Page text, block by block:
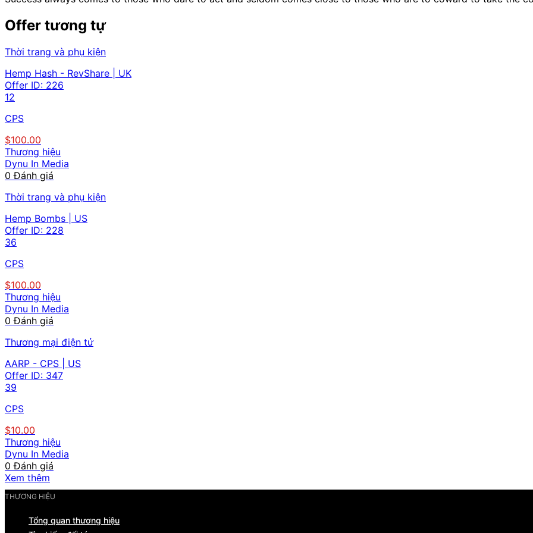
Offer tương tự
Thời trang và phụ kiện
Hemp Hash - RevShare | UK
Offer ID: 226
12
CPS
$100.00
Thương hiệu
Dynu In Media
0 Đánh giá
Thời trang và phụ kiện
Hemp Bombs | US
Offer ID: 228
36
CPS
$100.00
Thương hiệu
Dynu In Media
0 Đánh giá
Thương mại điện tử
AARP - CPS | US
Offer ID: 347
39
CPS
$10.00
Thương hiệu
Dynu In Media
0 Đánh giá
Xem thêm
THƯƠNG HIỆU
Tổng quan thương hiệu